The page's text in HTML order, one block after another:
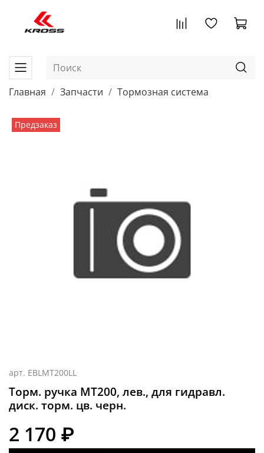
Главная Запчасти Тормозная система
Предзаказ
арт. EBLMT200LL
Торм. ручка MT200, лев., для гидравл.
диск. торм. цв. черн.
2 170 ₽